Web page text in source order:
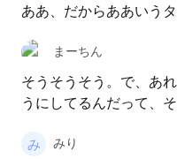
ああ、だからああいう
まーちん
そうそうそう。で、あ
うにしてるんだって、
みり